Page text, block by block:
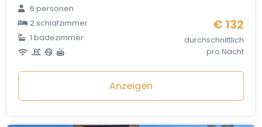
6 personen
2 schlafzimmer
1 badezimmer
€ 132
durchschnittlich
pro Nacht
Anzeigen